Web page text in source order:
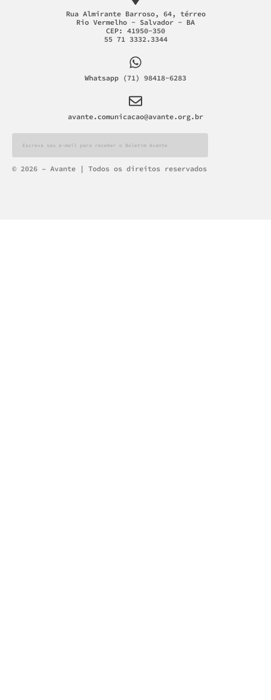
Rua Almirante Barroso, 64, térreo
Rio Vermelho - Salvador - BA
CEP: 41950-350
55 71 3332.3344
Whatsapp (71) 98418-6283
avante.comunicacao@avante.org.br
Alternative:
© 2026 – Avante | Todos os direitos reservados